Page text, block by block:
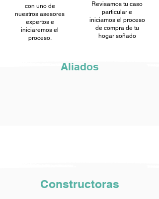
con uno de
nuestros asesores
expertos e
iniciaremos el
proceso.
Revisamos tu caso
particular e
iniciamos el proceso
de compra de tu
hogar soñado
Aliados
Constructoras